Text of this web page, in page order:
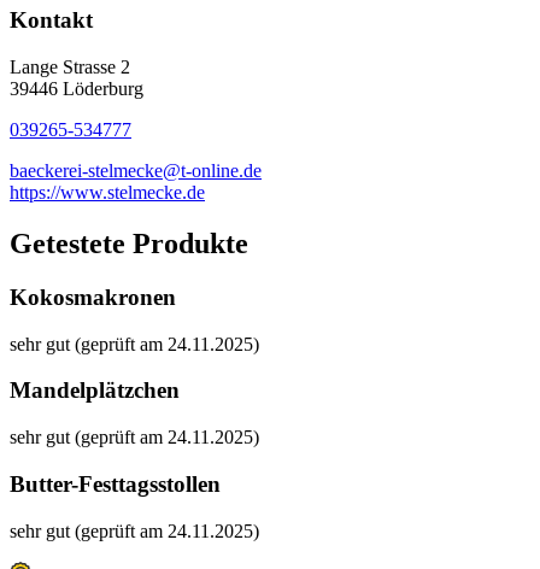
Kontakt
Lange Strasse 2
39446 Löderburg
039265-534777
baeckerei-stelmecke@t-online.de
https://www.stelmecke.de
Getestete Produkte
Kokosmakronen
sehr gut (geprüft am 24.11.2025)
Mandelplätzchen
sehr gut (geprüft am 24.11.2025)
Butter-Festtagsstollen
sehr gut (geprüft am 24.11.2025)